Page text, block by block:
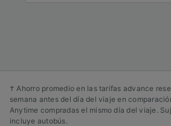
† Ahorro promedio en las tarifas advance
semana antes del día del viaje en
Anytime compradas el mismo día del viaje.
incluye autobús.
Tanto nosotros como
identificación. Almacenar la
contenido personalizados,
publicidad y contenido,
audiencia y desarrollo de